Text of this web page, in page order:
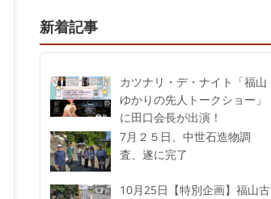
新着記事
カツナリ・デ・ナイト「福山
ゆかりの先人トークショー」
に田口会長が出演！
7月２５日、中世石造物調
査、遂に完了
10月25日【特別企画】福山古